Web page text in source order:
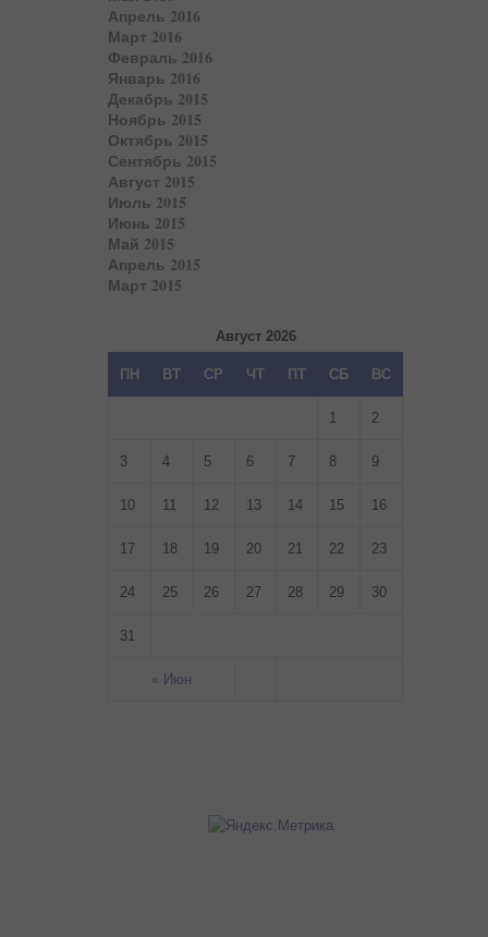
Апрель 2016
Март 2016
Февраль 2016
Январь 2016
Декабрь 2015
Ноябрь 2015
Октябрь 2015
Сентябрь 2015
Август 2015
Июль 2015
Июнь 2015
Май 2015
Апрель 2015
Март 2015
Август 2026
ПН ВТ СР ЧТ ПТ СБ ВС
« Июн
1 2
3 4 5 6 7 8 9
10 11 12 13 14 15 16
17 18 19 20 21 22 23
24 25 26 27 28 29 30
31